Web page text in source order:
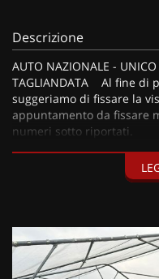
Descrizione
AUTO NAZIONALE - UNICO
TAGLIANDATA Al fine di
suggeriamo di fissare la
appuntamento da fissare
numeri sotto riportati.
• Valutazione permute;
• Finanziamenti
individuali/società);